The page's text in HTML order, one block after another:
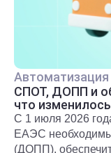
Автоматизация
СПОТ, ДОПП и
что
С 1 июля 2026
ЕАЭС
(ДОПП),